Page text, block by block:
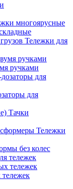
многоярусные
Тележки для
ручками
для
Тачки
Тележки
без колес
тележек
тележек
тележек